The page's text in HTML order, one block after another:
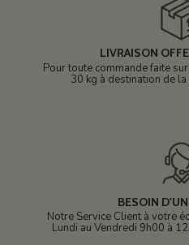
LIVRAISON
Pour toute commande faite
30 kg à destination de
BESOIN
Notre Service Client à votre
Lundi au Vendredi 9h00 à